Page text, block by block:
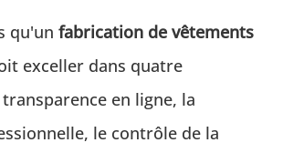
qu'unfabrication de vêtements
exceller dans quatre
en ligne, la
le contrôle de la